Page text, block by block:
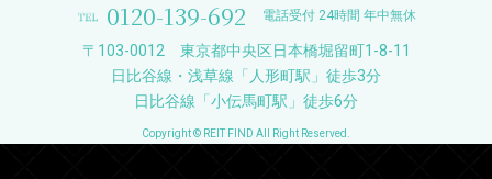
0120-139-692 電話受付 24時間 年中無休
〒103-0012 東京都中央区日本橋堀留町1-8-11
日比谷線・浅草線「人形町駅」徒歩3分
日比谷線「小伝馬町駅」徒歩6分
Copyright © REIT FIND All Right Reserved.